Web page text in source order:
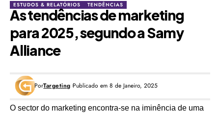
ESTUDOS & RELATÓRIOS TENDÊNCIAS
As tendências de marketing
para 2025, segundo a Samy
Alliance
PorTargeting Publicado em 8 de Janeiro, 2025
O sector do marketing encontra-se na iminência de uma